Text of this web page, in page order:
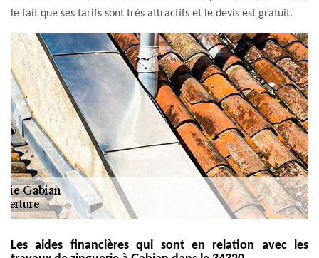
le fait que ses tarifs sont très attractifs et le devis est gratuit.
Les aides financières qui sont en relation avec les